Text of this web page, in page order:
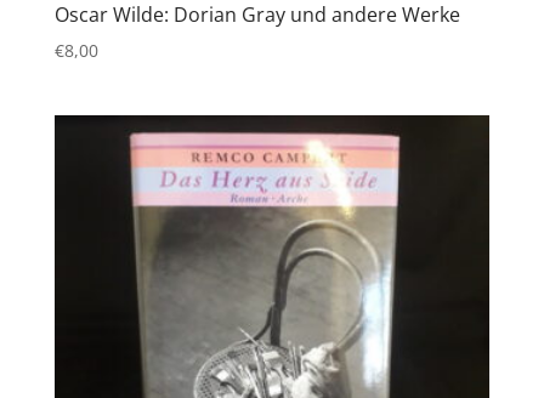
Oscar Wilde: Dorian Gray und andere Werke
€8,00